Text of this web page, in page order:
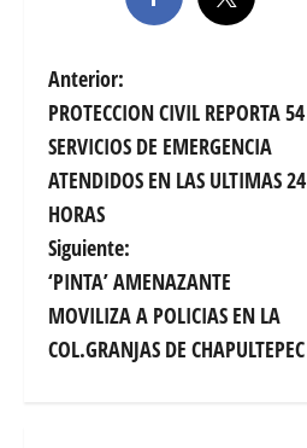
N
a
v
e
g
a
Anterior:
PROTECCION CIVIL REPORTA 54
SERVICIOS DE EMERGENCIA
ATENDIDOS EN LAS ULTIMAS 24
HORAS
Siguiente:
‘PINTA’ AMENAZANTE
MOVILIZA A POLICIAS EN LA
COL.GRANJAS DE CHAPULTEPEC